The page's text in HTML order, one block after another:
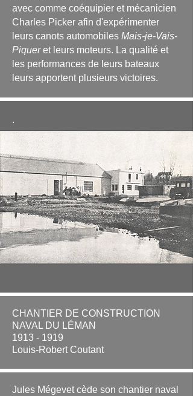
avec comme coéquipier et mécanicien
Charles Picker afin d'expérimenter
leurs canots automobiles Mais-je-Vais-
Piqueret leurs moteurs. La qualité et
les performances de leurs bateaux
leurs apportent plusieurs victoires.
.
CHANTIER DE CONSTRUCTION
NAVAL DU LÉMAN
1913 - 1919
Louis-Robert Coutant
Jules Mégevet cède son chantier naval